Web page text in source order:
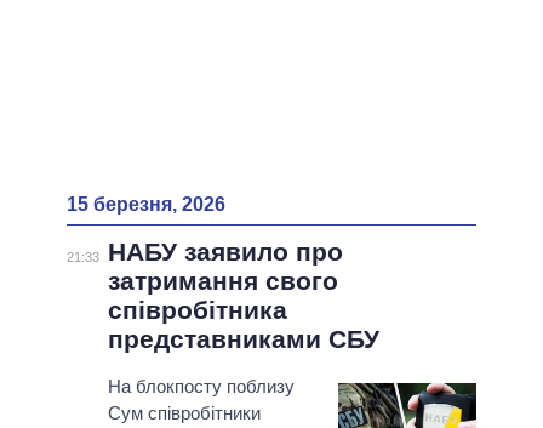
15 березня, 2026
21:33
НАБУ заявило про
затримання свого
співробітника
представниками СБУ
На блокпосту поблизу
Сум співробітники